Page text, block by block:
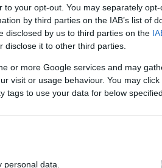
your opt-out. You may separately
by third parties on the IAB’s list of
disclosed by us to third parties on the
disclose it to other third parties.
or more Google services and may
visit or usage behaviour. You may
tags to use your data for below
data.
nyelvű podcasteket vagy
de ne add fel.